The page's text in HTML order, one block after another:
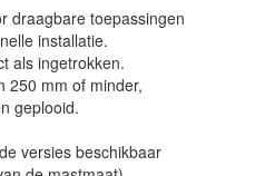
draagbare toepassingen
installatie.
als ingetrokken.
250 mm of minder,
geplooid.
versies beschikbaar